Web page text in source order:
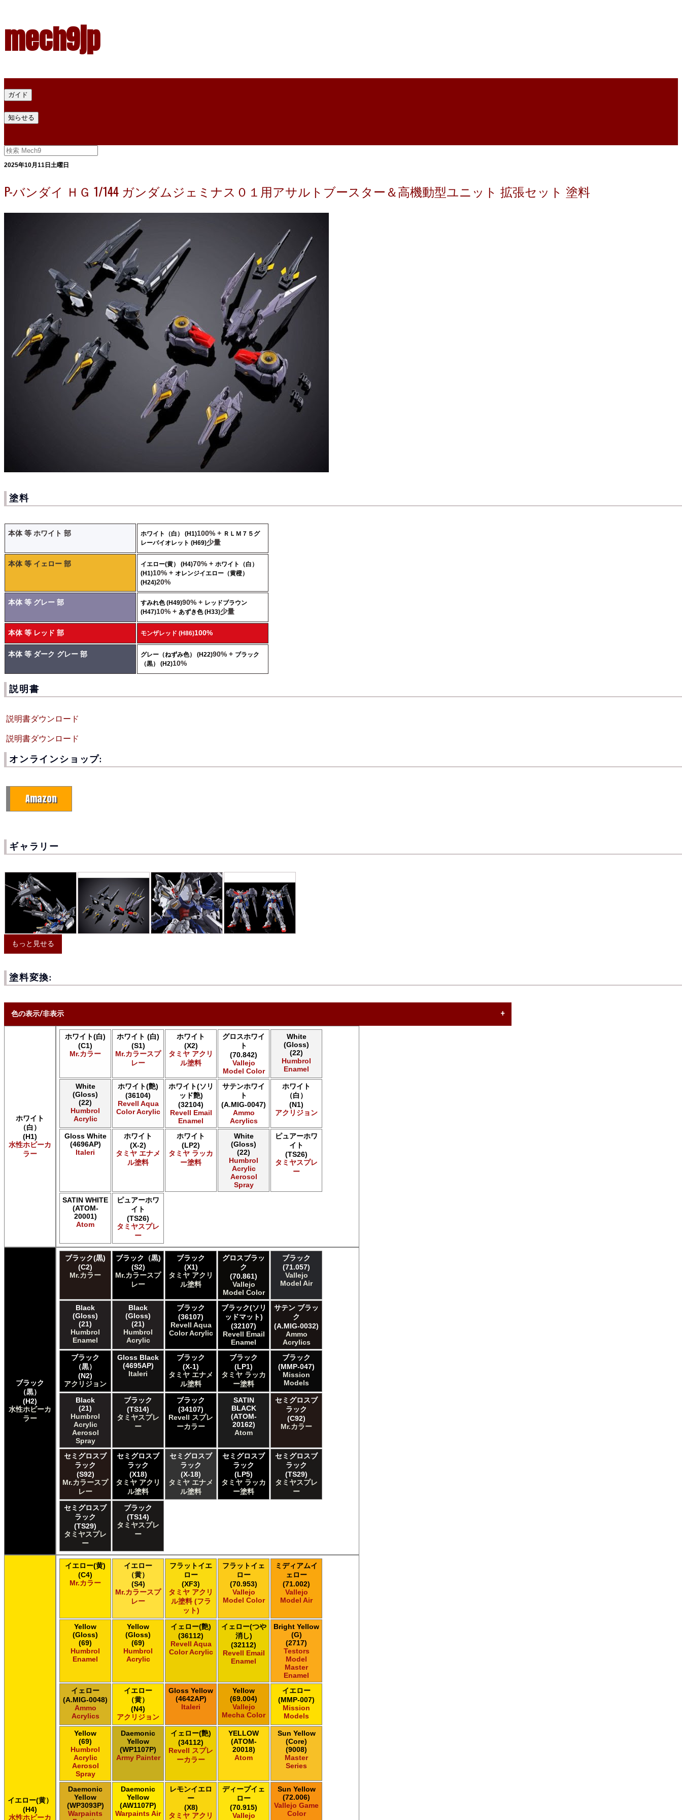
mech9jp
ガイド
知らせる
2025年10月11日土曜日
P-バンダイ ＨＧ 1/144 ガンダムジェミナス０１用アサルトブースター＆高機動型ユニット 拡張セット 塗料
塗料
本体 等 ホワイト 部 ホワイト（白） (H1)100% + ＲＬＭ７５グ
レーバイオレット (H69)少量
本体 等 イェロー 部 イエロー(黄） (H4)70% + ホワイト（白）
(H1)10% + オレンジイエロー（黄橙）
(H24)20%
本体 等 グレー 部 すみれ色 (H49)90% + レッドブラウン
(H47)10% + あずき色 (H33)少量
本体 等 レッド 部 モンザレッド (H86)100%
本体 等 ダーク グレー 部 グレー（ねずみ色） (H22)90% + ブラック
（黒） (H2)10%
説明書
説明書ダウンロード
説明書ダウンロード
オンラインショップ:
Amazon
ギャラリー
もっと見せる
塗料変換:
色の表示/非表示
* ボックスをオン/オフにして、同等の色を見つけやすくします。
Uncheck ALL
AK INTERACTIVE AK 3rd Gen Acrylics
AK INTERACTIVE AK Acrylics
AK INTERACTIVE AK Extreme Metal
AK INTERACTIVE AK Real Color
AK INTERACTIVE 新 Real Color
ALCLAD II ALCLAD II
Acrylicos Vallejo Vallejo Diorama FX
Acrylicos Vallejo Vallejo Game Air
Acrylicos Vallejo Vallejo Game Color
Acrylicos Vallejo Vallejo Hobby Paint スプレー
Acrylicos Vallejo Vallejo Metal Color
Acrylicos Vallejo Vallejo Model Air
Acrylicos Vallejo Vallejo Model Color
Acrylicos Vallejo Vallejo Panzer Aces
Acrylicos Vallejo Vallejo Pigment FX
Acrylicos Vallejo Vallejo Premium カラー
Acrylicos Vallejo Vallejo Wash FX
Acrylicos Vallejo Vallejo Weathering FX
Acrylicos Vallejo Vallejo Xpress カラー
Games Workshop Limited Citadel Air
Games Workshop Limited Citadel Spray
Games Workshop Limited Citadelカラー
Games Workshop Limited 先Citadel カラー
Humbrol - Hornby Hobbies Humbrol Acrylic
Humbrol of Hornby Hobbies Humbrol Enamel
ICM ICM Paints
Italeri Italeri
Lifecolor Lifecolor
Meng Meng Color
Mig Jimenez Ammo Acrylics
Mig Jimenez Atom
Mission Models Mission Models
Mr. Paint MRP Mr Paint Products
Repear Miniatures Master Series
Revell of Germany Revell Aqua Color Acrylic
Revell of Germany Revell Email Enamel
Revell of Germany Revell スプレーカラー
Testors of Rust-Oleum Group Testors Model Master Acrylic
Testors of Rust-Oleum Group Testors Model Master Enamel
The Army Painter Army Painter
The Army Painter Speedpaint
The Army Painter Warpaints Air
The Army Painter Warpaints Fanatic
The Scale Modellers Supply Master Series Paints Bones
The Scale Modellers Supply SMS
Xtracolor Xtracolor
ガイアノーツ ガイア エナメル カラー
タミヤ タミヤ アクリル塗料 (フラット)
タミヤ タミヤ エアーモデルスプレー
タミヤ タミヤ エナメル塗料
タミヤ タミヤ トップコート/サーフェイサー/プライマー
タミヤ タミヤスプレー
タミヤ タミヤスプレーAS
ＧＳＩクレオス Master Series Paints Pathfinder
ＧＳＩクレオス Mr.カラー
ＧＳＩクレオス Mr.カラー GX
ＧＳＩクレオス Mr.カラー 色ノ源
ＧＳＩクレオス Mr.カラー スーパーメタリック
ＧＳＩクレオス Mr.カラー スーパーメタリック 2
ＧＳＩクレオス Mr.カラースプレー
ＧＳＩクレオス Mr.クリアカラーGX
ＧＳＩクレオス Mr.クリスタルカラー
ＧＳＩクレオス Mr.サーフェイサー/プライマー
ＧＳＩクレオス Mr.トップコート
ホワイト
（白）
(H1)
水性ホビーカ
ラー
ホワイト(白)
(C1)
Mr.カラー
ホワイト (白)
(S1)
Mr.カラースプ
レー
ホワイト
(X2)
タミヤ アクリ
ル塗料
グロスホワイ
ト
(70.842)
Vallejo
Model Color
White
(Gloss)
(22)
Humbrol
Enamel
White
(Gloss)
(22)
Humbrol
Acrylic
ホワイト(艶)
(36104)
Revell Aqua
Color Acrylic
ホワイト(ソリ
ッド艶)
(32104)
Revell Email
Enamel
サテンホワイ
ト
(A.MIG-0047)
Ammo
Acrylics
ホワイト
（白）
(N1)
アクリジョン
Gloss White
(4696AP)
Italeri
ホワイト
(X-2)
タミヤ エナメ
ル塗料
ホワイト
(LP2)
タミヤ ラッカ
ー塗料
White
(Gloss)
(22)
Humbrol
Acrylic
Aerosol
Spray
ピュアーホワ
イト
(TS26)
タミヤスプレ
ー
SATIN WHITE
(ATOM-
20001)
Atom
ピュアーホワ
イト
(TS26)
タミヤスプレ
ー
ブラック
（黒）
(H2)
水性ホビーカ
ラー
ブラック(黒)
(C2)
Mr.カラー
ブラック（黒)
(S2)
Mr.カラースプ
レー
ブラック
(X1)
タミヤ アクリ
ル塗料
グロスブラッ
ク
(70.861)
Vallejo
Model Color
ブラック
(71.057)
Vallejo
Model Air
Black
(Gloss)
(21)
Humbrol
Enamel
Black
(Gloss)
(21)
Humbrol
Acrylic
ブラック
(36107)
Revell Aqua
Color Acrylic
ブラック(ソリ
ッドマット)
(32107)
Revell Email
Enamel
サテン ブラッ
ク
(A.MIG-0032)
Ammo
Acrylics
ブラック
（黒）
(N2)
アクリジョン
Gloss Black
(4695AP)
Italeri
ブラック
(X-1)
タミヤ エナメ
ル塗料
ブラック
(LP1)
タミヤ ラッカ
ー塗料
ブラック
(MMP-047)
Mission
Models
Black
(21)
Humbrol
Acrylic
Aerosol
Spray
ブラック
(TS14)
タミヤスプレ
ー
ブラック
(34107)
Revell スプレ
ーカラー
SATIN
BLACK
(ATOM-
20162)
Atom
セミグロスブ
ラック
(C92)
Mr.カラー
セミグロスブ
ラック
(S92)
Mr.カラースプ
レー
セミグロスブ
ラック
(X18)
タミヤ アクリ
ル塗料
セミグロスブ
ラック
(X-18)
タミヤ エナメ
ル塗料
セミグロスブ
ラック
(LP5)
タミヤ ラッカ
ー塗料
セミグロスブ
ラック
(TS29)
タミヤスプレ
ー
セミグロスブ
ラック
(TS29)
タミヤスプレ
ー
ブラック
(TS14)
タミヤスプレ
ー
イエロー(黄）
(H4)
水性ホビーカ
イエロー(黄)
(C4)
Mr.カラー
イエロー
（黄）
(S4)
Mr.カラースプ
レー
フラットイエ
ロー
(XF3)
タミヤ アクリ
ル塗料 (フラ
ット)
フラットイェ
ロー
(70.953)
Vallejo
Model Color
ミディアムイ
ェロー
(71.002)
Vallejo
Model Air
Yellow
(Gloss)
(69)
Humbrol
Enamel
Yellow
(Gloss)
(69)
Humbrol
Acrylic
イェロー(艶)
(36112)
Revell Aqua
Color Acrylic
イェロー(つや
消し)
(32112)
Revell Email
Enamel
Bright Yellow
(G)
(2717)
Testors
Model
Master
Enamel
イェロー
(A.MIG-0048)
Ammo
Acrylics
イエロー
（黄）
(N4)
アクリジョン
Gloss Yellow
(4642AP)
Italeri
Yellow
(69.004)
Vallejo
Mecha Color
イエロー
(MMP-007)
Mission
Models
Yellow
(69)
Humbrol
Acrylic
Aerosol
Spray
Daemonic
Yellow
(WP1107P)
Army Painter
イェロー(艶)
(34112)
Revell スプレ
ーカラー
YELLOW
(ATOM-
20018)
Atom
Sun Yellow
(Core)
(9008)
Master
Series
Daemonic
Yellow
(WP3093P)
Warpaints
Daemonic
Yellow
(AW1107P)
Warpaints Air
レモンイエロ
ー
(X8)
タミヤ アクリ
ディープイェ
ロー
(70.915)
Vallejo
Sun Yellow
(72.006)
Vallejo Game
Color